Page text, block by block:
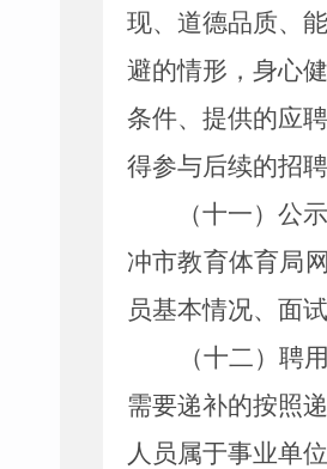
现、道德品质、
避的情形，身心
条件、提供的应
得参与后续的招
（十一）公
冲市教育体育局
员基本情况、面
（十二）聘
需要递补的按照
人员属于事业单